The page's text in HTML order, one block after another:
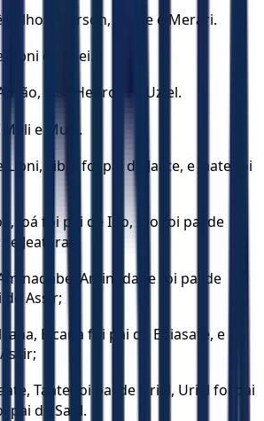
filhos: Gérson, Coate e Merari.
e Simei.
Isar, Hebrom e Uziel.
e Musi.
Libni foi pai de Jaate, e Jaate foi
Joá foi pai de Ido, Ido foi pai de
Jeaterai.
Aminadabe foi pai de
de Assir;
Elcana foi pai de Ebiasafe, e
Taate foi pai de Uriel, Uriel foi pai
pai de Saul.